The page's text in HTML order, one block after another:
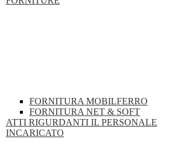
FORNITURA MOBILFERRO
FORNITURA NET & SOFT
ATTI RIGURDANTI IL PERSONALE
INCARICATO